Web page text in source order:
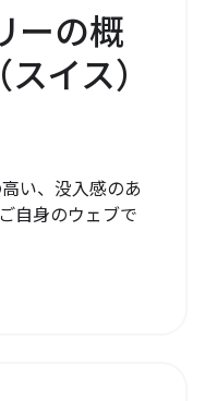
ーの概
イス）
い、没入感のあ
自身のウェブで